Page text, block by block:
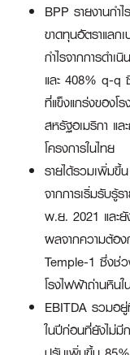
BPP รายงานก
ขาดทุนอัตราแลก
กำไรจากการด
และ 408% q-q
ที่แข็งแกร่งของโ
สหรัฐอเมริกา แ
โครงการในไทย
รายได้รวมเพิ่ม
จากการเริ่มรับรู้
พ.ย. 2021 และ
ผลจากความต้อง
Temple-1 ซึ่งช่
โรงไฟฟ้าถ่านหิน
EBITDA รวมอ
ในปีก่อนที่ยังไม่มี